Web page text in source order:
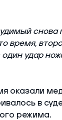
снова
время,
удар
оказали
в
режима.